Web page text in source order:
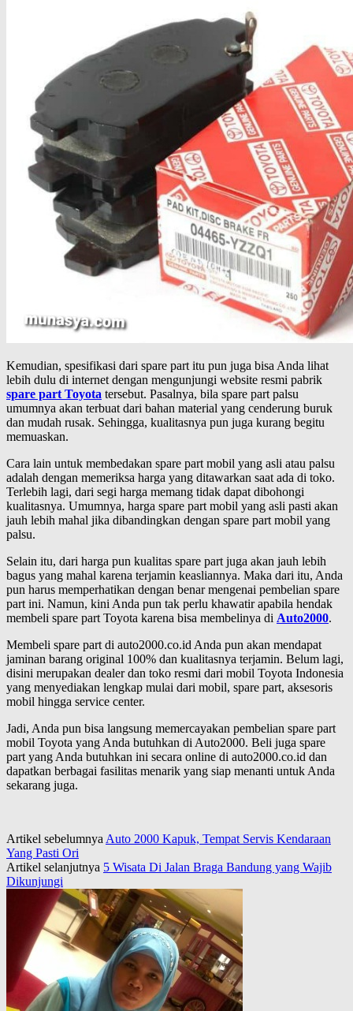
Kemudian, spesifikasi dari spare part itu pun juga bisa Anda lihat
lebih dulu di internet dengan mengunjungi website resmi pabrik
spare part Toyota tersebut. Pasalnya, bila spare part palsu
umumnya akan terbuat dari bahan material yang cenderung buruk
dan mudah rusak. Sehingga, kualitasnya pun juga kurang begitu
memuaskan.
Cara lain untuk membedakan spare part mobil yang asli atau palsu
adalah dengan memeriksa harga yang ditawarkan saat ada di toko.
Terlebih lagi, dari segi harga memang tidak dapat dibohongi
kualitasnya. Umumnya, harga spare part mobil yang asli pasti akan
jauh lebih mahal jika dibandingkan dengan spare part mobil yang
palsu.
Selain itu, dari harga pun kualitas spare part juga akan jauh lebih
bagus yang mahal karena terjamin keasliannya. Maka dari itu, Anda
pun harus memperhatikan dengan benar mengenai pembelian spare
part ini. Namun, kini Anda pun tak perlu khawatir apabila hendak
membeli spare part Toyota karena bisa membelinya di Auto2000.
Membeli spare part di auto2000.co.id Anda pun akan mendapat
jaminan barang original 100% dan kualitasnya terjamin. Belum lagi,
disini merupakan dealer dan toko resmi dari mobil Toyota Indonesia
yang menyediakan lengkap mulai dari mobil, spare part, aksesoris
mobil hingga service center.
Jadi, Anda pun bisa langsung memercayakan pembelian spare part
mobil Toyota yang Anda butuhkan di Auto2000. Beli juga spare
part yang Anda butuhkan ini secara online di auto2000.co.id dan
dapatkan berbagai fasilitas menarik yang siap menanti untuk Anda
sekarang juga.
Artikel sebelumnya Auto 2000 Kapuk, Tempat Servis Kendaraan
Yang Pasti Ori
Artikel selanjutnya 5 Wisata Di Jalan Braga Bandung yang Wajib
Dikunjungi